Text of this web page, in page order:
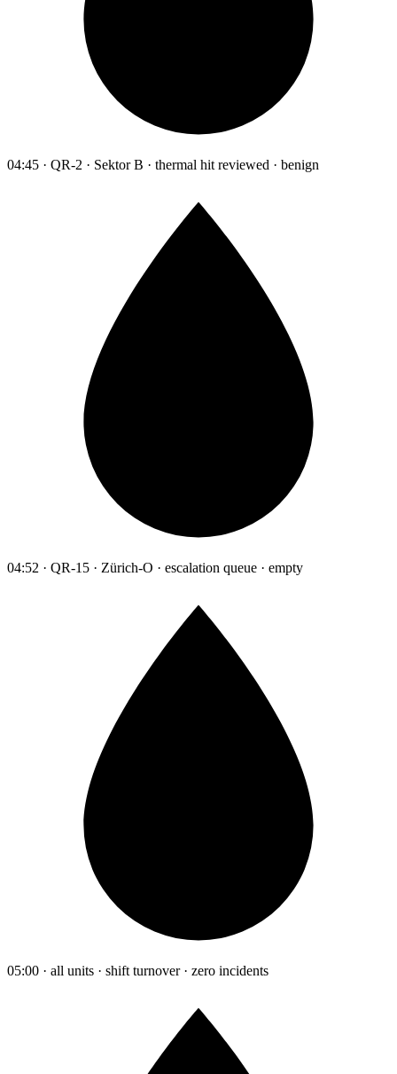
04:45 · QR-2 · Sektor B · thermal hit reviewed · benign
04:52 · QR-15 · Zürich-O · escalation queue · empty
05:00 · all units · shift turnover · zero incidents